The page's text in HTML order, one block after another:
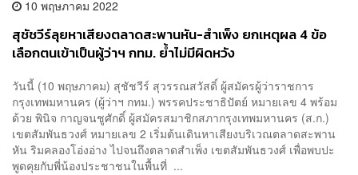
10 พฤษภาคม 2022
สุชัชวีร์ลุยหาเสียงตลาดสะพานหัน-สำเพ็ง ยกเหตุผล 4 ข้อ
เลือกตนเข้าเป็นผู้ว่าฯ กทม. ย้ำไม่มีผิดหวัง
วันนี้ (10 พฤษภาคม) สุชัชวีร์ สุวรรณสวัสดิ์ ผู้สมัครผู้ว่าราชการ
กรุงเทพมหานคร (ผู้ว่าฯ กทม.) พรรคประชาธิปัตย์ หมายเลข 4 พร้อม
ด้วย พินิจ กาญจนชูศักดิ์ ผู้สมัครสมาชิกสภากรุงเทพมหานคร (ส.ก.)
เขตสัมพันธวงศ์ หมายเลข 2 เริ่มต้นเดินหาเสียงบริเวณตลาดสะพาน
หัน ริมคลองโอ่งอ่าง ไปจนถึงตลาดสำเพ็ง เขตสัมพันธวงศ์ เพื่อพบปะ
พูดคุยกับพี่น้องประชาชนในพื้นที่ ...